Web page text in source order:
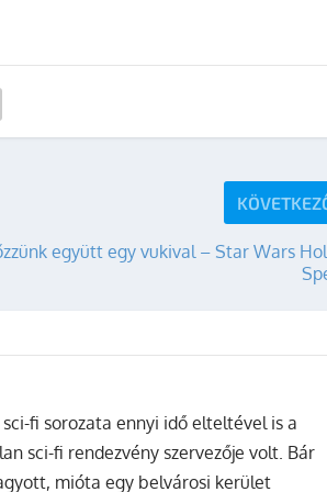
együtt egy vukival – Star Wars
fi sorozata ennyi idő elteltével is a
sci-fi rendezvény szervezője volt. Bár
mióta egy belvárosi kerület